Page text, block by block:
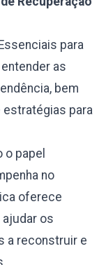
Essenciais para
as
bem
estratégias para
o papel
no
oferece
os
a reconstruir e